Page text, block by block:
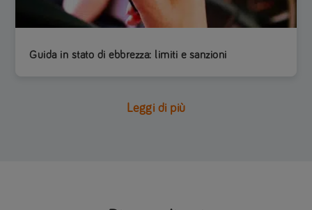
Guida in stato di ebbrezza: limiti e sanzioni
Leggi di più